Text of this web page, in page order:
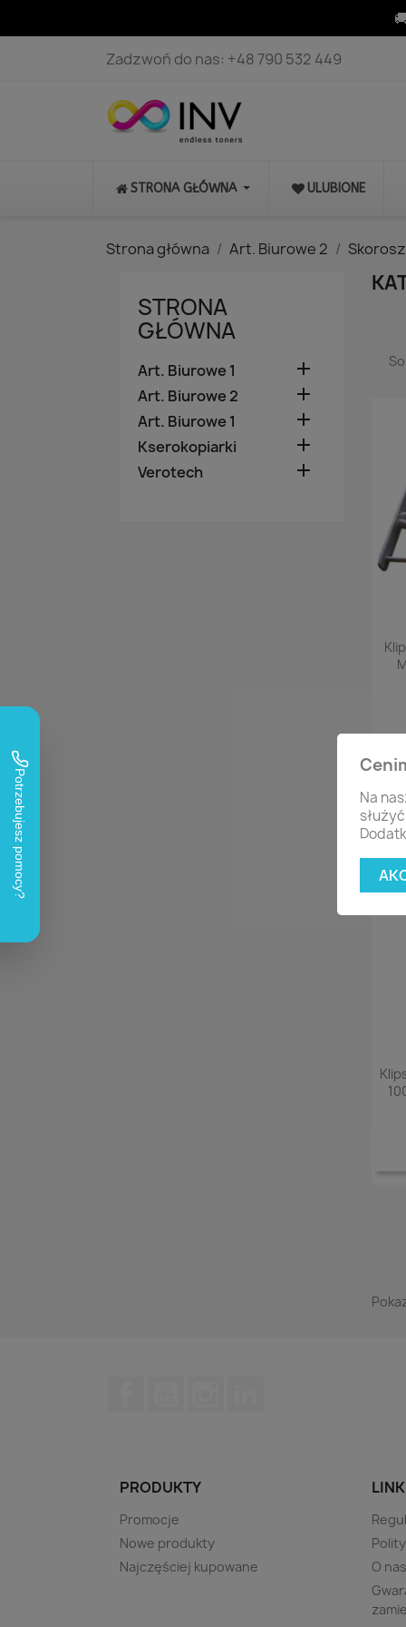
Zadzwoń do nas: +48 790 532 449
STRONA GŁÓWNA ULUBIONE
Strona główna Art. Biurowe 2
STRONA
GŁÓWNA
Art. Biurowe 1 
Art. Biurowe 2 
Art. Biurowe 1 
Kserokopiarki 
Verotech 
PRODUKTY
Promocje
Nowe produkty
Najczęściej kupowane
O nas
Na